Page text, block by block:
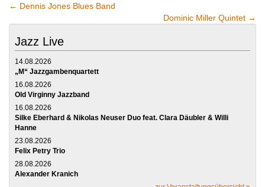
← Dennis Jones Blues Band
Dominic Miller Quintet →
Jazz Live
14.08.2026
„M“ Jazzgambenquartett
16.08.2026
Old Virginny Jazzband
16.08.2026
Silke Eberhard & Nikolas Neuser Duo feat. Clara Däubler & Willi
Hanne
23.08.2026
Felix Petry Trio
28.08.2026
Alexander Kranich